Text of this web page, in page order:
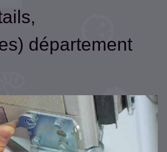
département